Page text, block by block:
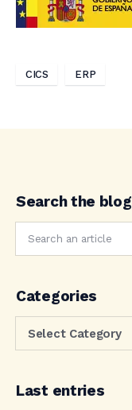
CICS ERP
Search the blog
Categories
Last entries